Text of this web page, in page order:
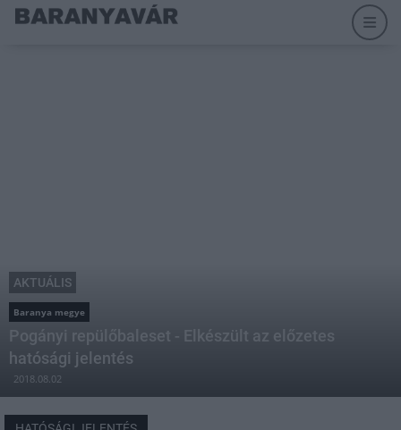
AKTUÁLIS
Baranya megye
Pogányi repülőbaleset - Elkészült az előzetes
hatósági jelentés
2018.08.02